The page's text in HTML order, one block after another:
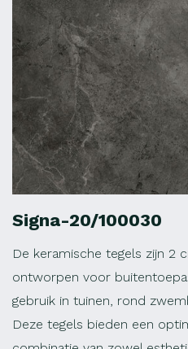
Signa-20/100030
De keramische tegels zijn 2
ontworpen voor
gebruik in tuinen, rond
Deze tegels bieden een